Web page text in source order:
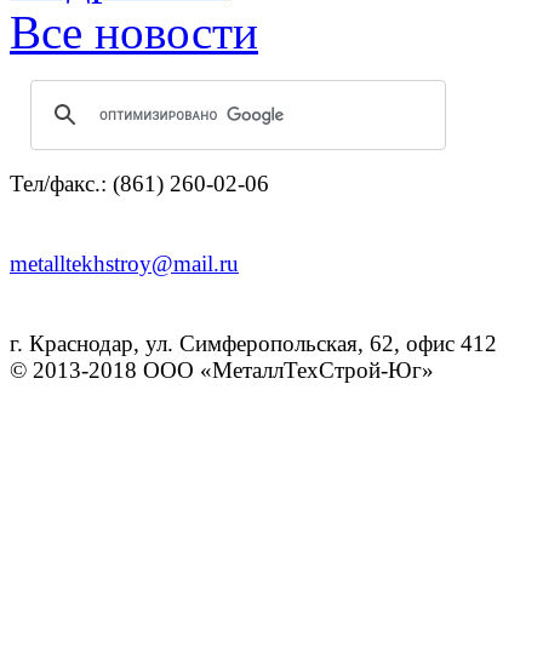
Все новости
Тел/факс.: (861) 260-02-06
metalltekhstroy@mail.ru
г. Краснодар, ул. Симферопольская, 62, офис 412
© 2013-2018 ООО «МеталлТехСтрой-Юг»